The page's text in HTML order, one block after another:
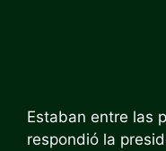
Estaban entre las
respondió la